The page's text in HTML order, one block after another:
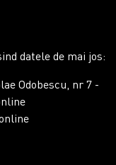
datele de mai jos:
Odobescu, nr 7 -